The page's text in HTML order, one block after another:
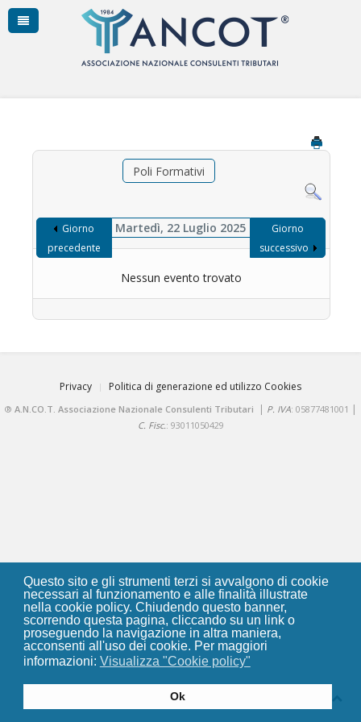
Questo sito e gli strumenti terzi si avvalgono di cookie
necessari al funzionamento e alle finalità illustrate
nella cookie policy. Chiudendo questo banner,
scorrendo questa pagina, cliccando su un link o
proseguendo la navigazione in altra maniera,
acconsenti all'uso dei cookie. Per maggiori
informazioni: Visualizza "Cookie policy"
Ok
Poli Formativi
Giorno
precedente
Martedì, 22 Luglio 2025
Giorno
successivo
Nessun evento trovato
Privacy Politica di generazione ed utilizzo Cookies
® A.N.CO.T. Associazione Nazionale Consulenti Tributari | P. IVA: 05877481001 |
C. Fisc.: 93011050429